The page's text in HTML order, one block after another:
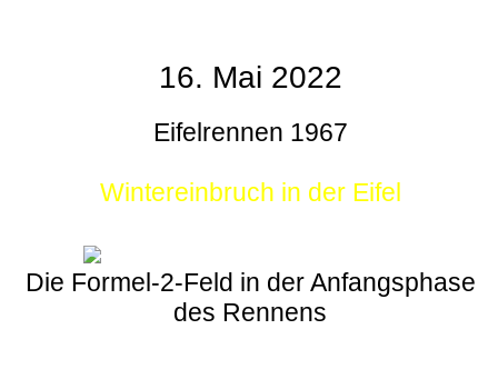
16. Mai 2022
Eifelrennen 1967
Wintereinbruch in der Eifel
Die Formel-2-Feld in der Anfangsphase
des Rennens